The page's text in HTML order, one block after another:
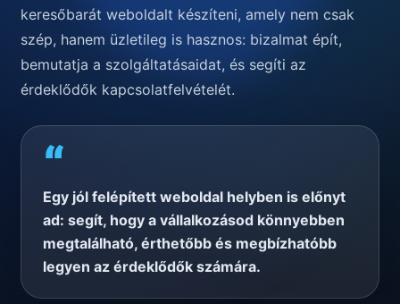
keresőbarát weboldalt készíteni, amely nem csak
szép, hanem üzletileg is hasznos: bizalmat épít,
bemutatja a szolgáltatásaidat, és segíti az
érdeklődők kapcsolatfelvételét.
“
Egy jól felépített weboldal helyben is előnyt
ad: segít, hogy a vállalkozásod könnyebben
megtalálható, érthetőbb és megbízhatóbb
legyen az érdeklődők számára.